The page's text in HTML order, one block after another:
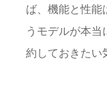
ば、機能と性能
うモデルが本
約しておきたい